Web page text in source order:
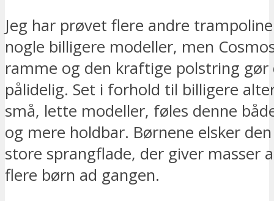
Jeg har prøvet flere andre
nogle billigere modeller, men
ramme og den kraftige polstring gør
pålidelig. Set i forhold til billigere
små, lette modeller, føles denne
og mere holdbar. Børnene elsker
store sprangflade, der giver masser
flere børn ad gangen.